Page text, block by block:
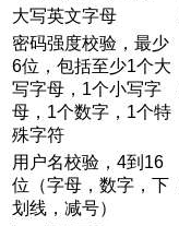
大写英文字母
密码强度校验，最少
6位，包括至少1个大
写字母，1个小写字
母，1个数字，1个特
殊字符
用户名校验，4到16
位（字母，数字，下
划线，减号）